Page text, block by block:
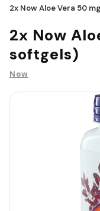
2x Now Aloe Vera 50
2x Now
softgels)
Now